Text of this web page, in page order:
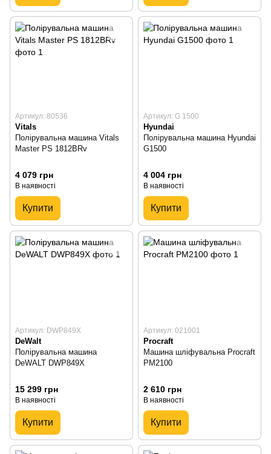
Артикул: 80536
Vitals
Полірувальна машина Vitals
Master PS 1812BRv
4 079 грн
В наявності
Купити
Артикул: G 1500
Hyundai
Полірувальна машина Hyundai
G1500
4 004 грн
В наявності
Купити
Артикул: DWP849X
DeWalt
Полірувальна машина
DeWALT DWP849X
15 299 грн
В наявності
Купити
Артикул: 021001
Procraft
Машина шліфувальна Procraft
PM2100
2 610 грн
В наявності
Купити